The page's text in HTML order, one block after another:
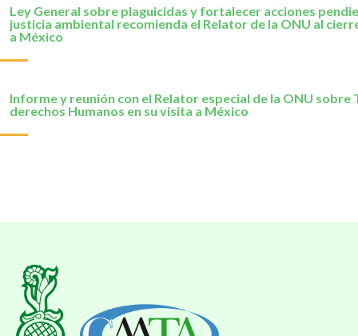
Ley General sobre plaguicidas y fortalecer acciones
justicia ambiental recomienda el Relator de la ONU al
a México
Informe y reunión con el Relator especial de la ONU sobre
derechos Humanos en su visita a México